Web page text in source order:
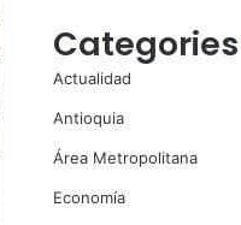
Categories
Actualidad
Antioquia
Área Metropolitana
Economía